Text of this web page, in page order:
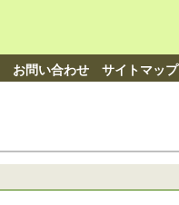
お問い合わせ サイトマップ